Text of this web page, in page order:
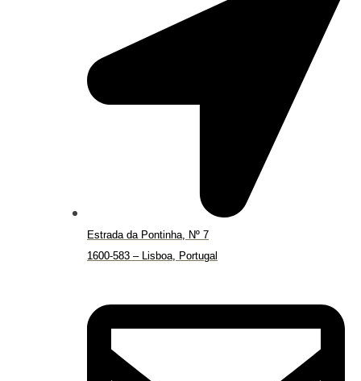
Estrada da Pontinha, Nº 7
1600-583 – Lisboa, Portugal